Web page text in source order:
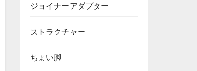
ジョイナーアダプター
ストラクチャー
ちょい脚